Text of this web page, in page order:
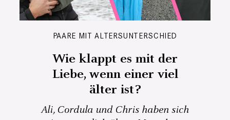
PAARE MIT ALTERSUNTERSCHIED
Wie klappt es mit der
Liebe, wenn einer viel
älter ist?
Ali, Cordula und Chris haben sich